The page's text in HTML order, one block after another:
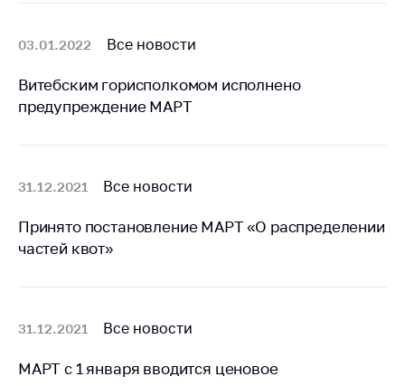
конкурентной
03.01.2022 Все новости
Витебским горисполкомом исполнено
предупреждение МАРТ
31.12.2021 Все новости
Принято постановление МАРТ «О распределении
частей квот»
31.12.2021 Все новости
МАРТ с 1 января вводится ценовое